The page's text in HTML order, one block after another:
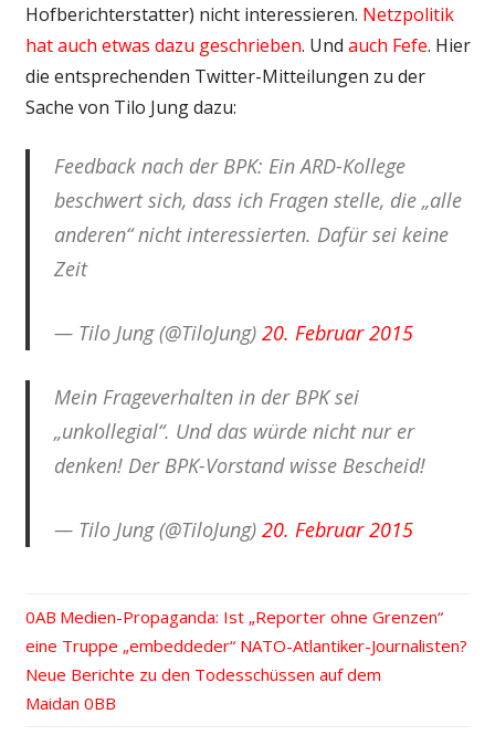
Hofberichterstatter) nicht interessieren. Netzpolitik
hat auch etwas dazu geschrieben. Und auch Fefe. Hier
die entsprechenden Twitter-Mitteilungen zu der
Sache von Tilo Jung dazu:
Feedback nach der BPK: Ein ARD-Kollege
beschwert sich, dass ich Fragen stelle, die „alle
anderen“ nicht interessierten. Dafür sei keine
Zeit
— Tilo Jung (@TiloJung) 20. Februar 2015
Mein Frageverhalten in der BPK sei
„unkollegial“. Und das würde nicht nur er
denken! Der BPK-Vorstand wisse Bescheid!
— Tilo Jung (@TiloJung) 20. Februar 2015
Beitrags-
Navigation
Vorheriger
Beitrag:
Medien-Propaganda: Ist „Reporter ohne Grenzen“
eine Truppe „embeddeder“ NATO-Atlantiker-Journalisten?
Nächster
Beitrag:
Neue Berichte zu den Todesschüssen auf dem
Maidan